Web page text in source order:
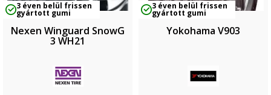
3 éven belül frissen
gyártott gumi
Nexen Winguard SnowG
3 WH21
3 éven belül frissen
gyártott gumi
Yokohama V903